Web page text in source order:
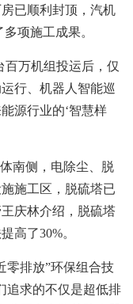
已顺利封顶，汽机
项施工成果。
万机组投运后，仅
行、机器人智能巡
源行业的‘智慧样
南侧，电除尘、脱
施工区，脱硫塔已
庆林介绍，脱硫塔
高了30%。
排放”环保组合技
追求的不仅是超低排